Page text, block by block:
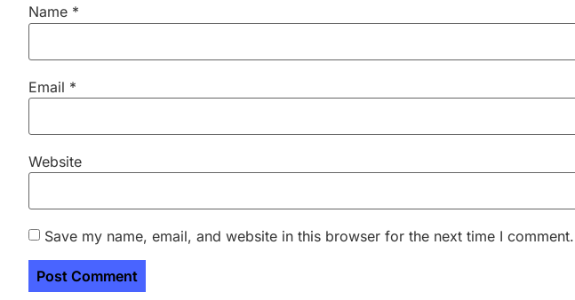
Name *
Email *
Website
Save my name, email, and website in this browser for the next time I comment.